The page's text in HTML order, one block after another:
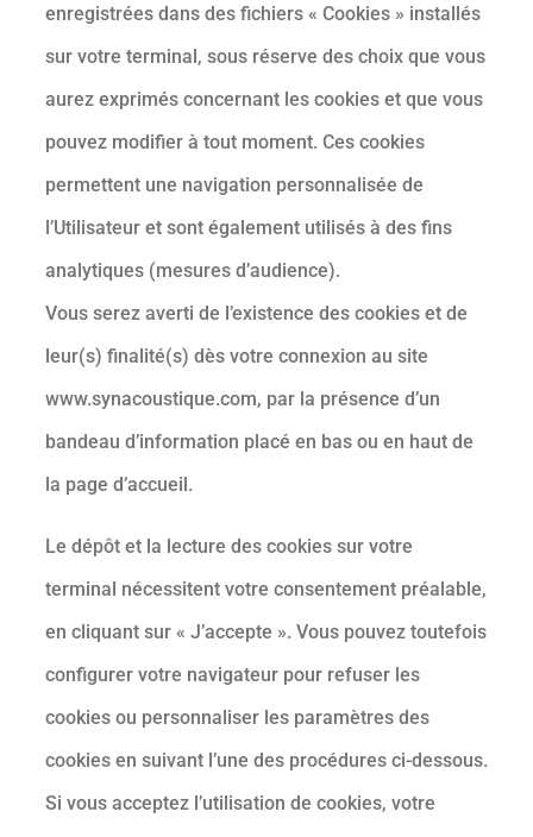
enregistrées dans des fichiers « Cookies » installés
sur votre terminal, sous réserve des choix que vous
aurez exprimés concernant les cookies et que vous
pouvez modifier à tout moment. Ces cookies
permettent une navigation personnalisée de
l’Utilisateur et sont également utilisés à des fins
analytiques (mesures d’audience).
Vous serez averti de l’existence des cookies et de
leur(s) finalité(s) dès votre connexion au site
www.synacoustique.com, par la présence d’un
bandeau d’information placé en bas ou en haut de
la page d’accueil.
Le dépôt et la lecture des cookies sur votre
terminal nécessitent votre consentement préalable,
en cliquant sur « J’accepte ». Vous pouvez toutefois
configurer votre navigateur pour refuser les
cookies ou personnaliser les paramètres des
cookies en suivant l’une des procédures ci-dessous.
Si vous acceptez l’utilisation de cookies, votre